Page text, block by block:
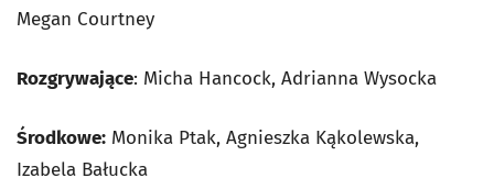
Megan Courtney
Rozgrywające: Micha Hancock, Adrianna Wysocka
Środkowe: Monika Ptak, Agnieszka Kąkolewska,
Izabela Bałucka